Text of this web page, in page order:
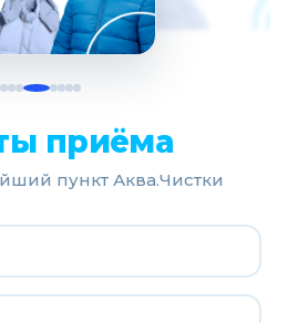
приёма
пункт Аква.Чистки